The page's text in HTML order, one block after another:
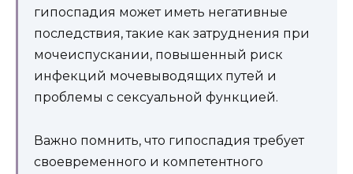
гипоспадия может иметь негативные
последствия, такие как затруднения при
мочеиспускании, повышенный риск
инфекций мочевыводящих путей и
проблемы с сексуальной функцией.
Важно помнить, что гипоспадия требует
своевременного и компетентного